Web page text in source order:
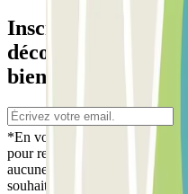
Inscrivez-vous à
découvrez des
bien d'autres
*En vous inscrivant, vous
pour recevoir des
aucune obligation, vous
souhaitez dans la même